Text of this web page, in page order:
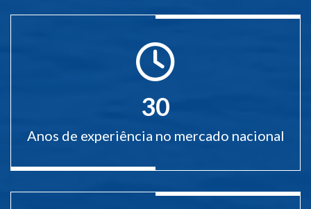
30
Anos de experiência no mercado nacional